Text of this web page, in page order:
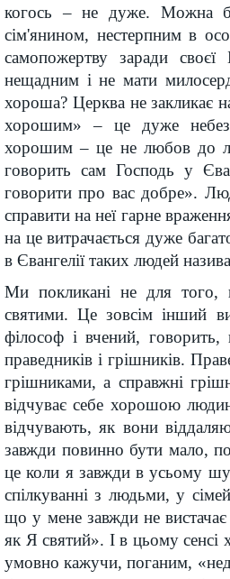
когось – не дуже. Можна
сім'янином, нестерпним в
самопожертву заради
нещадним і не мати
хороша? Церква не закликає
хорошим» – це дуже
хорошим – це не любов до
говорить сам Господь у
говорити про вас добре».
справити на неї гарне
на це витрачається дуже
в Євангелії таких людей
Ми покликані не для
святими. Це зовсім інший
філософ і вчений,
праведників і грішників.
грішниками, а справжні
відчуває себе хорошою
відчувають, як вони
завжди повинно бути мало,
це коли я завжди в усьому
спілкуванні з людьми, у
що у мене завжди не
як Я святий». І в цьому сенсі
умовно кажучи, поганим,